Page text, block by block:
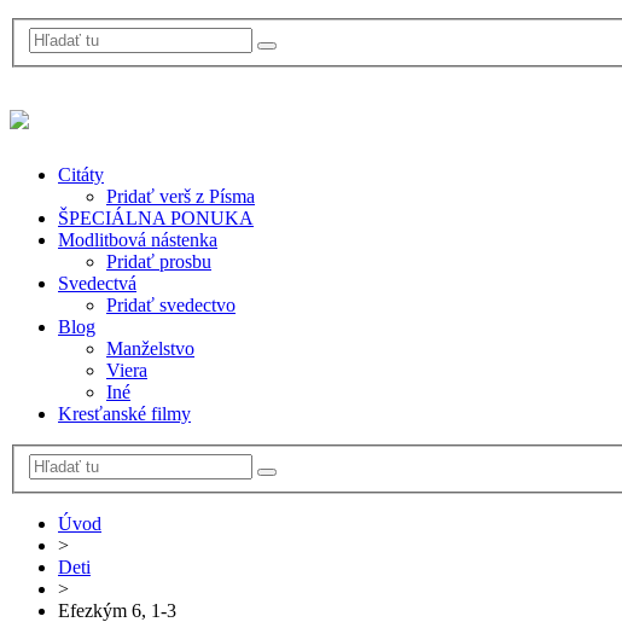
Citáty
Pridať verš z Písma
ŠPECIÁLNA PONUKA
Modlitbová nástenka
Pridať prosbu
Svedectvá
Pridať svedectvo
Blog
Manželstvo
Viera
Iné
Kresťanské filmy
Úvod
>
Deti
>
Efezkým 6, 1-3